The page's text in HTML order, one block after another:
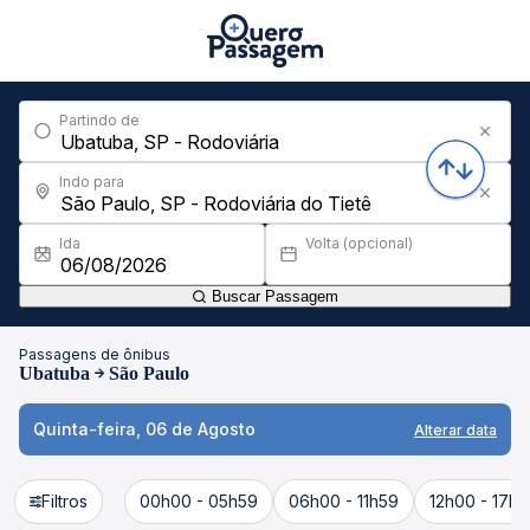
Partindo de
Indo para
Ida Volta (opcional)
Buscar Passagem
Passagens de ônibus
Ubatuba São Paulo
Quinta-feira, 06 de Agosto Alterar data
Filtros 00h00 - 05h59 06h00 - 11h59 12h00 -